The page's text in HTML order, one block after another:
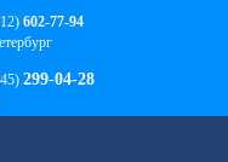
602-77-94
299-04-28